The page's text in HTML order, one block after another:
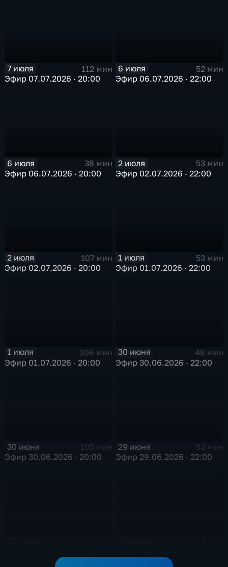
7 июля
112 мин
Эфир 07.07.2026 · 20:00
6 июля
52 мин
Эфир 06.07.2026 · 22:00
6 июля
38 мин
Эфир 06.07.2026 · 20:00
2 июля
53 мин
Эфир 02.07.2026 · 22:00
2 июля
107 мин
Эфир 02.07.2026 · 20:00
1 июля
53 мин
Эфир 01.07.2026 · 22:00
1 июля
106 мин
Эфир 01.07.2026 · 20:00
30 июня
48 мин
Эфир 30.06.2026 · 22:00
30 июня
105 мин
Эфир 30.06.2026 · 20:00
29 июня
53 мин
Эфир 29.06.2026 · 22:00